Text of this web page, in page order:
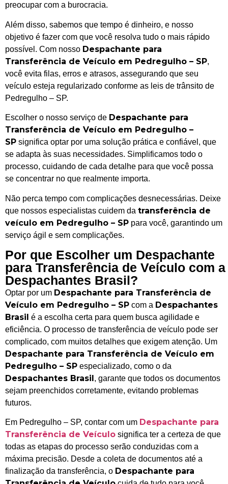
preocupar com a burocracia.
Além disso, sabemos que tempo é dinheiro, e nosso
objetivo é fazer com que você resolva tudo o mais rápido
possível. Com nosso Despachante para
Transferência de Veículo em Pedregulho – SP,
você evita filas, erros e atrasos, assegurando que seu
veículo esteja regularizado conforme as leis de trânsito de
Pedregulho – SP.
Escolher o nosso serviço de Despachante para
Transferência de Veículo em Pedregulho –
SP significa optar por uma solução prática e confiável, que
se adapta às suas necessidades. Simplificamos todo o
processo, cuidando de cada detalhe para que você possa
se concentrar no que realmente importa.
Não perca tempo com complicações desnecessárias. Deixe
que nossos especialistas cuidem da transferência de
veículo em Pedregulho – SP para você, garantindo um
serviço ágil e sem complicações.
Por que Escolher um Despachante
para Transferência de Veículo com a
Despachantes Brasil?
Optar por um Despachante para Transferência de
Veículo em Pedregulho – SP com a Despachantes
Brasil é a escolha certa para quem busca agilidade e
eficiência. O processo de transferência de veículo pode ser
complicado, com muitos detalhes que exigem atenção. Um
Despachante para Transferência de Veículo em
Pedregulho – SP especializado, como o da
Despachantes Brasil, garante que todos os documentos
sejam preenchidos corretamente, evitando problemas
futuros.
Em Pedregulho – SP, contar com um Despachante para
Transferência de Veículo significa ter a certeza de que
todas as etapas do processo serão conduzidas com a
máxima precisão. Desde a coleta de documentos até a
finalização da transferência, o Despachante para